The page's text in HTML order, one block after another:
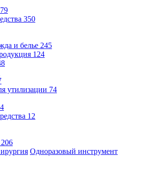
350
и белье 245
124
утилизации 74
12
206
Одноразовый инструмент